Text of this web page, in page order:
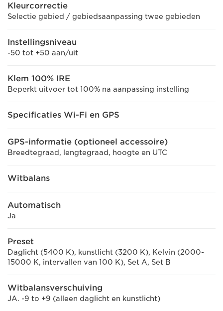
Kleurcorrectie
Selectie gebied / gebiedsaanpassing twee gebieden
Instellingsniveau
-50 tot +50 aan/uit
Klem 100% IRE
Beperkt uitvoer tot 100% na aanpassing instelling
Specificaties Wi-Fi en GPS
GPS-informatie (optioneel accessoire)
Breedtegraad, lengtegraad, hoogte en UTC
Witbalans
Automatisch
Ja
Preset
Daglicht (5400 K), kunstlicht (3200 K), Kelvin (2000-
15000 K, intervallen van 100 K), Set A, Set B
Witbalansverschuiving
JA. -9 to +9 (alleen daglicht en kunstlicht)